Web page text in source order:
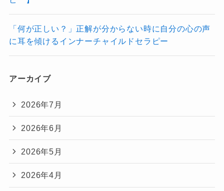
「何が正しい？」正解が分からない時に自分の心の声
に耳を傾けるインナーチャイルドセラピー
アーカイブ
2026年7月
2026年6月
2026年5月
2026年4月